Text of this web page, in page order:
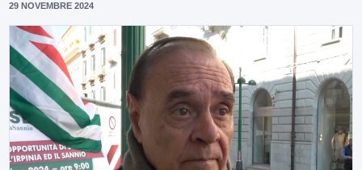
29 NOVEMBRE 2024